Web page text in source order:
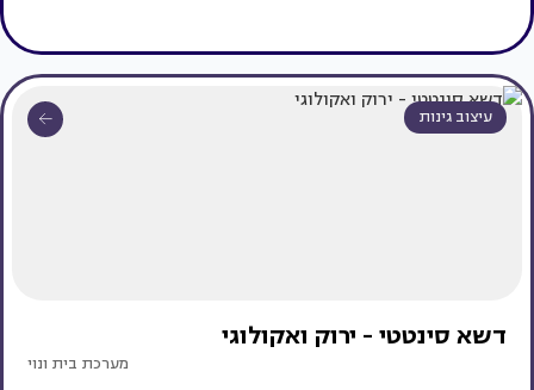
עיצוב גינות
דשא סינטטי - ירוק ואקולוגי
מערכת בית ונוי